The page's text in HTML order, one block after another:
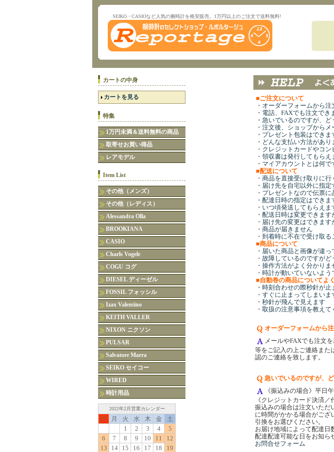
SEIKO・CASIOなど人気の腕時計を格安販売。1万円以上のご注文で送料無料!
カートの中身
カートを見る
特集
1万円未満＆送料無料の商品
取寄せお買い得品
レアモデル
Item List
その他（メンズ）
その他（レディス）
Alessandra Olla
BROOKIANA
CASIO
Charls Vogele
COGU コグ
DIESEL ディーゼル
FOSSIL フォッシル
Izax Valentino
KEITH VALLER
NIXON ニクソン
PULSAR
Salvatore Marra
SEIKO セイコー
WIRED
時計用品
2022年2月営業カレンダー
日 月 火 水 木 金
土
1
2 3 4
5
6
7 8 9 10 11
12
13
14 15 16 17 18
19
■ご注文について
・ オーダーフォームから注
・ 電話、FAXでも注文でき
・ 急いでいるのですが、ど
・ 注文後、ショップからメ
・ プレゼント包装はできま
・ どんな支払い方法があり
・ クレジットカードやコン
・ 領収書は発行してもらえ
・ マイアカウントとは何で
■配送について
・ 商品を直接受け取りに行
・ 届け先を自宅以外に指定
・ プレゼントなので伝票
・ 配達日時の指定はできま
・ いつ頃発送してもらえま
・ 配送日時は変更できます
・ 届け先の変更はできます
・ 商品が届きません
・ 到着時に不在で受け取
■商品について
・ 届いた商品と画像が違っ
・ 故障しているのですがど
・ 操作方法がよく分かりま
・ 時計が動いていないよう
■自動巻の商品についてよ
・ 時刻合わせの際秒針が止
・ すぐに止まってしまい
・ 秒針が飛んで見えます
・ 取扱の注意事項を教えて
オーダーフォームから
メールやFAXでも注文を
等をご記入の上ご連絡また
認のご連絡を致します。
急いでいるのですが、
《振込みの場合》平日
《クレジットカード決済
振込みの場合は注文いただ
に時間がかかる場合がござ
引換をお選びください。
お届け地域によって配達日
配達配達可能な日をお知ら
お問合せフォーム